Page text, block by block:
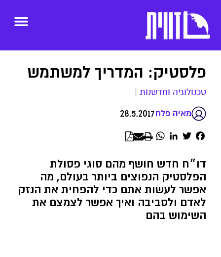
פלסטיק: המדריך למשתמש
טכנולוגיה וחדשנות |
מאיה פלח28.5.2017
Facebook
Twitter
LinkedIn
WhatsApp
דו״ח חדש חושף מהם סוגי פסולת
הפלסטיק הנפוצים ביותר בעולם, מה
אפשר לעשות אתם כדי להפחית את הנזק
לאדם ולסביבה ואיך אפשר לצמצם את
השימוש בהם